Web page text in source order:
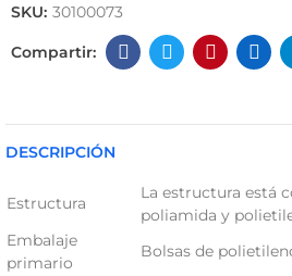
SKU: 30100073
DESCRIPCIÓN
Estructura
La estructura está
poliamida y
Embalaje
primario
Bolsas de